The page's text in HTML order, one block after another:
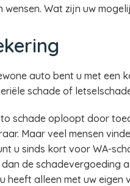
wensen. Wat zijn uw
auto bent u met een
schade of
schade oploopt door
Maar veel mensen
u sinds kort voor WA-
de schadevergoeding
heeft alleen met uw